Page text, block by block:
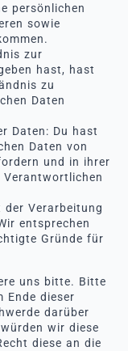
persönlichen
sowie
zur
hast, hast
zu
Daten
Daten: Du hast
Daten von
und in ihrer
Verantwortlichen
der Verarbeitung
entsprechen
Gründe für
uns bitte. Bitte
Ende dieser
darüber
wir diese
diese an die